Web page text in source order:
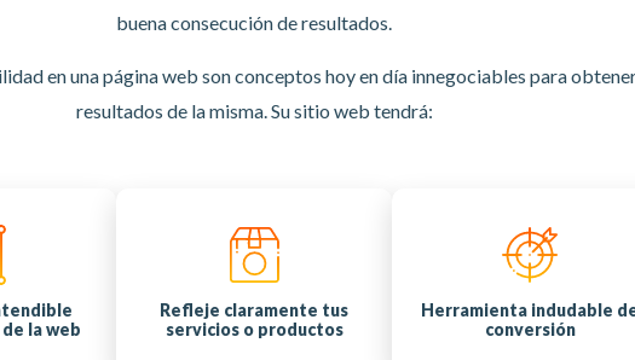
buena consecución de resultados.
en una página web son conceptos hoy en día innegociables para
resultados de la misma. Su sitio web tendrá:
la web
Refleje claramente tus
servicios o productos
Herramienta indudable
conversión